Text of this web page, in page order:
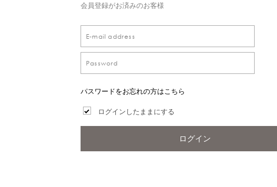
会員登録がお済みのお客様
パスワードをお忘れの方はこちら
ログインしたままにする
ログイン